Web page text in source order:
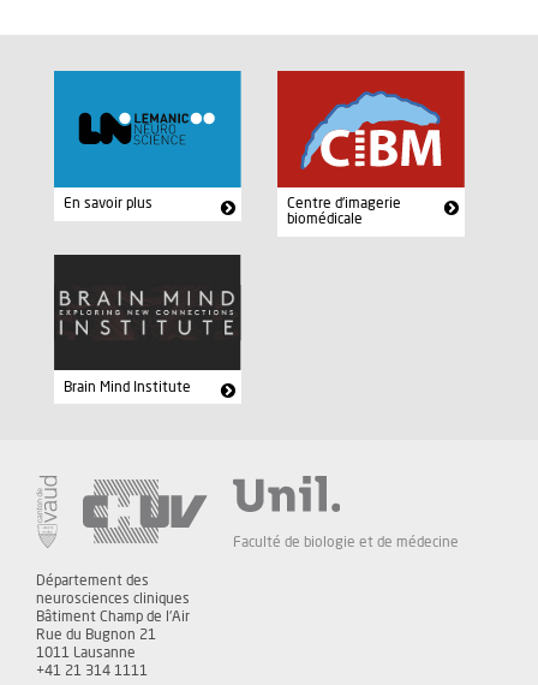
En savoir plus
Centre d'imagerie
biomédicale
Brain Mind Institute
Faculté de biologie et de médecine
Département des
neurosciences cliniques
Bâtiment Champ de l'Air
Rue du Bugnon 21
1011 Lausanne
+41 21 314 1111